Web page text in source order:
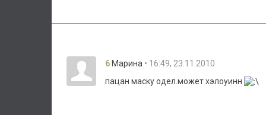
6 Марина • 16:49, 23.11.2010
пацан маску одел.может хэлоуинн